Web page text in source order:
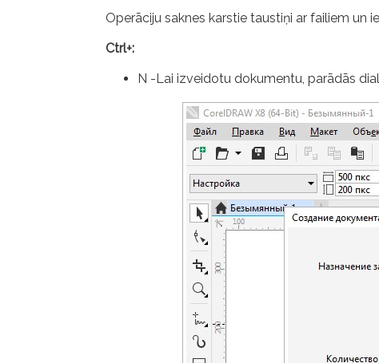
Operāciju saknes karstie taustiņi ar failiem un
Ctrl+:
N -Lai izveidotu dokumentu, parādās